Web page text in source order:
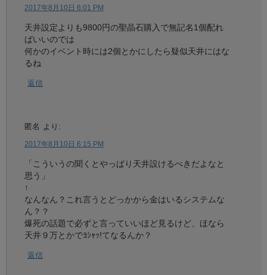
2017年8月10日 6:01 PM
天井設定よりも9800円の聖晶石購入で無記名1個配れ
ばいいのでは
何かのイベント時には2個とかにしたら疑似天井にはな
るね
返信
匿名 より:
2017年8月10日 6:15 PM
「こういうの聞くとやっぱり天井設けるべきだよなと
思う」
↑
なんなん？これ言うとどっかから金はいるシステムな
ん？？
爆死の話題で必ずと言っていいほど見るけど、ほなら
天井９万とかでﾖｼｬｯ!てなるんか？
返信